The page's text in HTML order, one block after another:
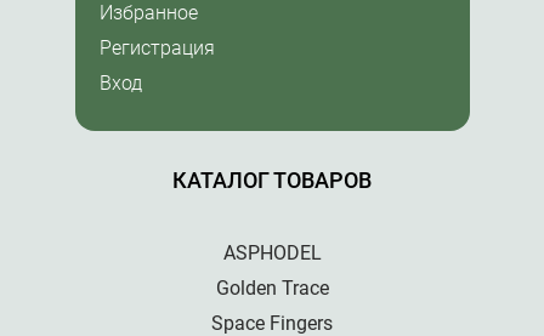
КАТАЛОГ ТОВАРОВ
ASPHODEL
Golden Trace
Space Fingers
Избранное
Регистрация
Вход